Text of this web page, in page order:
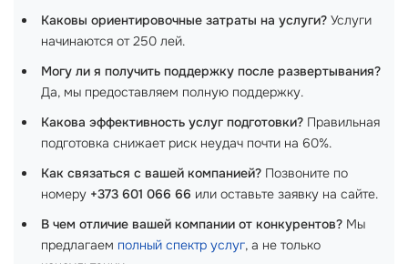
Каковы ориентировочные затраты на услуги? Услуги
начинаются от 250 лей.
Могу ли я получить поддержку после развертывания?
Да, мы предоставляем полную поддержку.
Какова эффективность услуг подготовки? Правильная
подготовка снижает риск неудач почти на 60%.
Как связаться с вашей компанией? Позвоните по
номеру +373 601 066 66 или оставьте заявку на сайте.
В чем отличие вашей компании от конкурентов? Мы
предлагаем полный спектр услуг, а не только